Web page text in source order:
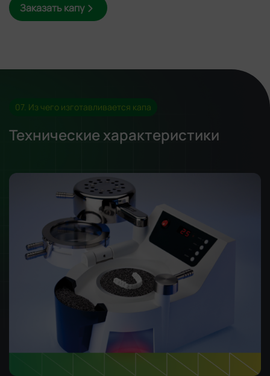
Заказать капу
07. Из чего изготавливается капа
Технические характеристики